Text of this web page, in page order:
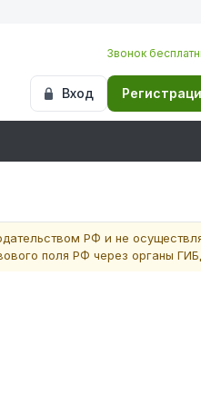
Звонок
Вход
РФ и не
поля РФ через органы